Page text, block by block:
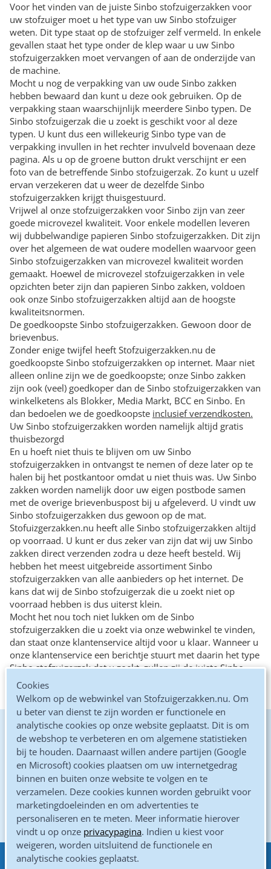
Voor het vinden van de juiste Sinbo stofzuigerzakken voor
uw stofzuiger moet u het type van uw Sinbo stofzuiger
weten. Dit type staat op de stofzuiger zelf vermeld. In enkele
gevallen staat het type onder de klep waar u uw Sinbo
stofzuigerzakken moet vervangen of aan de onderzijde van
de machine.
Mocht u nog de verpakking van uw oude Sinbo zakken
hebben bewaard dan kunt u deze ook gebruiken. Op de
verpakking staan waarschijnlijk meerdere Sinbo typen. De
Sinbo stofzuigerzak die u zoekt is geschikt voor al deze
typen. U kunt dus een willekeurig Sinbo type van de
verpakking invullen in het rechter invulveld bovenaan deze
pagina. Als u op de groene button drukt verschijnt er een
foto van de betreffende Sinbo stofzuigerzak. Zo kunt u uzelf
ervan verzekeren dat u weer de dezelfde Sinbo
stofzuigerzakken krijgt thuisgestuurd.
Vrijwel al onze stofzuigerzakken voor Sinbo zijn van zeer
goede microvezel kwaliteit. Voor enkele modellen leveren
wij dubbelwandige papieren Sinbo stofzuigerzakken. Dit zijn
over het algemeen de wat oudere modellen waarvoor geen
Sinbo stofzuigerzakken van microvezel kwaliteit worden
gemaakt. Hoewel de microvezel stofzuigerzakken in vele
opzichten beter zijn dan papieren Sinbo zakken, voldoen
ook onze Sinbo stofzuigerzakken altijd aan de hoogste
kwaliteitsnormen.
De goedkoopste Sinbo stofzuigerzakken. Gewoon door de
brievenbus.
Zonder enige twijfel heeft Stofzuigerzakken.nu de
goedkoopste Sinbo stofzuigerzakken op internet. Maar niet
alleen online zijn we de goedkoopste; onze Sinbo zakken
zijn ook (veel) goedkoper dan de Sinbo stofzuigerzakken van
winkelketens als Blokker, Media Markt, BCC en Sinbo. En
dan bedoelen we de goedkoopste inclusief verzendkosten.
Uw Sinbo stofzuigerzakken worden namelijk altijd gratis
thuisbezorgd
En u hoeft niet thuis te blijven om uw Sinbo
stofzuigerzakken in ontvangst te nemen of deze later op te
halen bij het postkantoor omdat u niet thuis was. Uw Sinbo
zakken worden namelijk door uw eigen postbode samen
met de overige brievenbuspost bij u afgeleverd. U vindt uw
Sinbo stofzuigerzakken dus gewoon op de mat.
Stofuizgerzakken.nu heeft alle Sinbo stofzuigerzakken altijd
op voorraad. U kunt er dus zeker van zijn dat wij uw Sinbo
zakken direct verzenden zodra u deze heeft besteld. Wij
hebben het meest uitgebreide assortiment Sinbo
stofzuigerzakken van alle aanbieders op het internet. De
kans dat wij de Sinbo stofzuigerzak die u zoekt niet op
voorraad hebben is dus uiterst klein.
Mocht het nou toch niet lukken om de Sinbo
stofzuigerzakken die u zoekt via onze webwinkel te vinden,
dan staat onze klantenservice altijd voor u klaar. Wanneer u
onze klantenservice een berichtje stuurt met daarin het type
Sinbo stofzuigerzak dat u zoekt, zullen zij de juiste Sinbo
stofzuigerzakken voor u opzoeken en deze (na uw akkoord)
aan u toesturen.
De goedkoopste online
Kwaliteits microvezel zakken
Altijd gratis verzonden
Gewoon door de brievenbus
Eenvoudig betalen met
Cookies
Welkom op de webwinkel van Stofzuigerzakken.nu. Om
u beter van dienst te zijn worden er functionele en
analytische cookies op onze website geplaatst. Dit is om
de webshop te verbeteren en om algemene statistieken
bij te houden. Daarnaast willen andere partijen (Google
en Microsoft) cookies plaatsen om uw internetgedrag
binnen en buiten onze website te volgen en te
verzamelen. Deze cookies kunnen worden gebruikt voor
marketingdoeleinden en om advertenties te
personaliseren en te meten. Meer informatie hierover
vindt u op onze privacypagina. Indien u kiest voor
weigeren, worden uitsluitend de functionele en
analytische cookies geplaatst.